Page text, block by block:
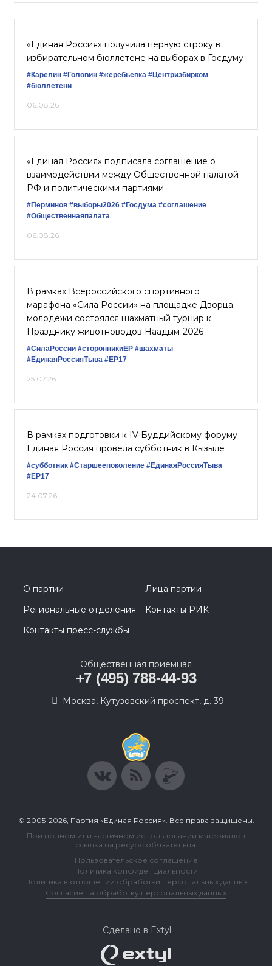
«Единая Россия» получила первую строку в
избирательном бюллетене на выборах в Госдуму
#Карелин #Головин #жеребьевка #Центризбирком
#бюллетени
06.08.26
«Единая Россия» подписала соглашение о
взаимодействии между Общественной палатой
РФ и политическими партиями
#Перминов #выборы2026 #Госдума #соглашение
#Общественнаяпалата
06.08.26
В рамках Всероссийского спортивного
марафона «Сила России» на площадке Дворца
молодежи состоялся шахматный турнир к
Празднику животноводов Наадым-2026
#СилаРоссии #сторонникиЕР #шахматы
#ЕдинаяРоссияТыва #ЕР17
25.07.26
В рамках подготовки к IV Буддийскому форуму
Единая Россия провела субботник в Кызыле
#субботник #Старшеепоколение #ЕдинаяРоссияТыва
#ЕР17
24.07.26
О партии
Лица партии
Региональные отделения
Контакты РИК
Контакты пресс-службы
Общественная приемная
+7 (495) 788-44-93
Москва, Кутузовский проспект, д. 39
© 2005-2026, Партия «Единая Россия». Все права защищены.
При полном или частичном использовании материалов
ссылка на ресурс обязательна.
Пользовательское соглашение
Политика конфиденциальности
Политика в отношении обработки персональных данных
Согласие на обработку персональных данных
Сделано в Extyl